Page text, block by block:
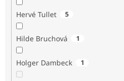
Hervé Tullet 5
Hilde Bruchová 1
Holger Dambeck 1